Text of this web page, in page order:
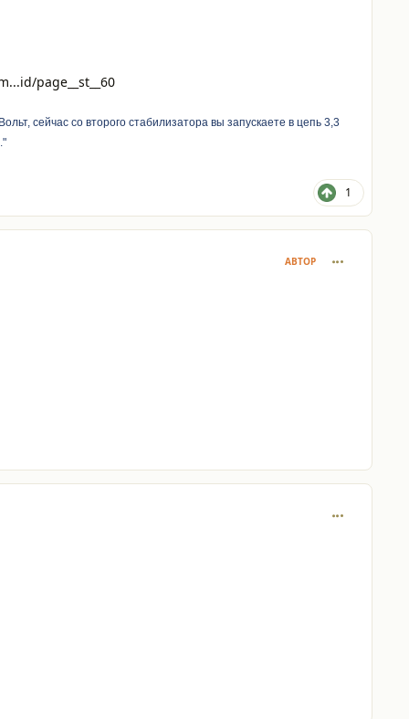
page__st__60
сейчас со второго стабилизатора вы запускаете в цепь 3,3
1
АВТОР